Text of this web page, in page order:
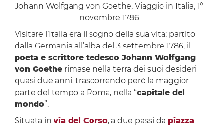
Johann Wolfgang von Goethe, Viaggio in Italia, 1°
novembre 1786
Visitare l’Italia era il sogno della sua vita: partito
dalla Germania all’alba del 3 settembre 1786, il
poeta e scrittore tedesco Johann Wolfgang
von Goetherimase nella terra dei suoi desideri
quasi due anni, trascorrendo però la maggior
parte del tempo a Roma, nella “capitale del
mondo”.
Situata in via del Corso, a due passi da piazza